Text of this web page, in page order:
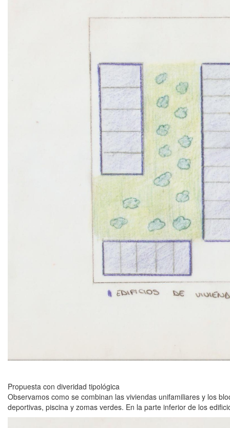
Propuesta con diveridad tipológica
Observamos como se combinan las viviendas unifamiliares y los
deportivas, piscina y zomas verdes. En la parte inferior de los